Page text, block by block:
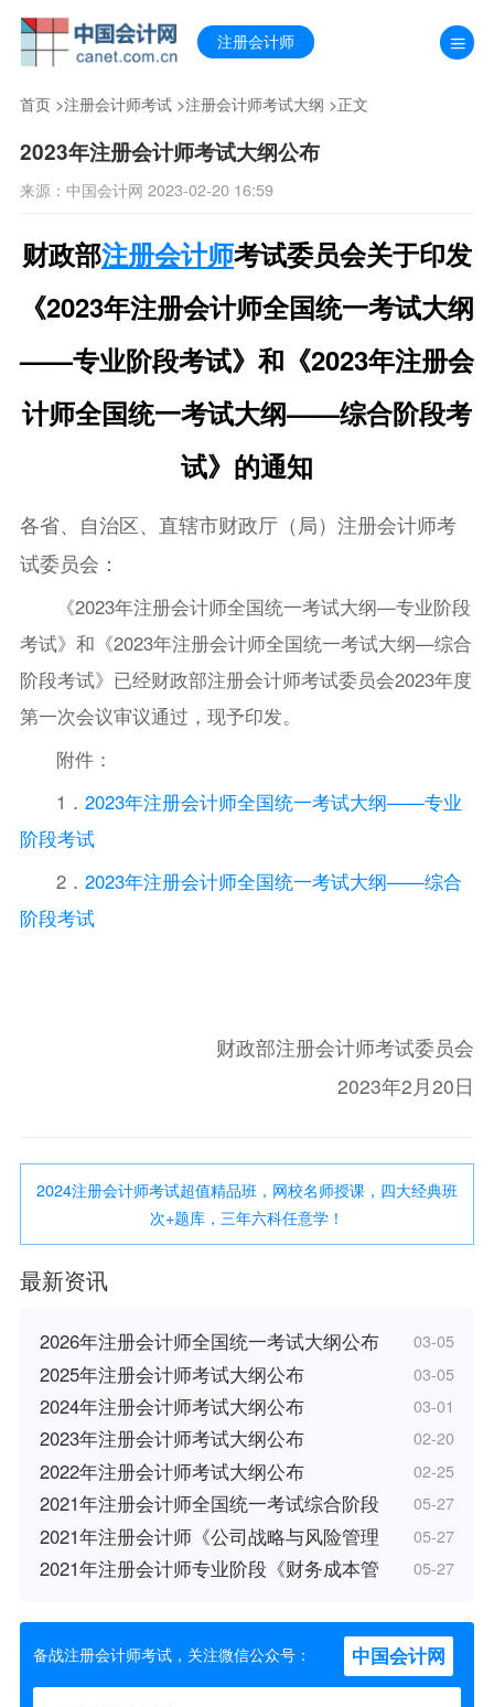
注册会计师
首页>注册会计师考试>注册会计师考试大纲 >正文
2023年注册会计师考试大纲公布
来源：中国会计网 2023-02-20 16:59
财政部注册会计师考试委员会关于印发
《2023年注册会计师全国统一考试大纲
——专业阶段考试》和《2023年注册会
计师全国统一考试大纲——综合阶段考
试》的通知
各省、自治区、直辖市财政厅（局）注册会计师考
试委员会：
《2023年注册会计师全国统一考试大纲—专业阶段
考试》和《2023年注册会计师全国统一考试大纲—综合
阶段考试》已经财政部注册会计师考试委员会2023年度
第一次会议审议通过，现予印发。
附件：
1．2023年注册会计师全国统一考试大纲——专业
阶段考试
2．2023年注册会计师全国统一考试大纲——综合
阶段考试
财政部注册会计师考试委员会
2023年2月20日
2024注册会计师考试超值精品班，网校名师授课，四大经典班
次+题库，三年六科任意学！
最新资讯
2026年注册会计师全国统一考试大纲公布 03-05
2025年注册会计师考试大纲公布 03-05
2024年注册会计师考试大纲公布 03-01
2023年注册会计师考试大纲公布 02-20
2022年注册会计师考试大纲公布 02-25
2021年注册会计师全国统一考试综合阶段 05-27
2021年注册会计师《公司战略与风险管理 05-27
2021年注册会计师专业阶段《财务成本管 05-27
备战注册会计师考试，关注微信公众号： 中国会计网